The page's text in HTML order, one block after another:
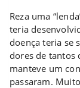
Reza uma
teria
doença teria se
dores de tantos
manteve um
passaram.